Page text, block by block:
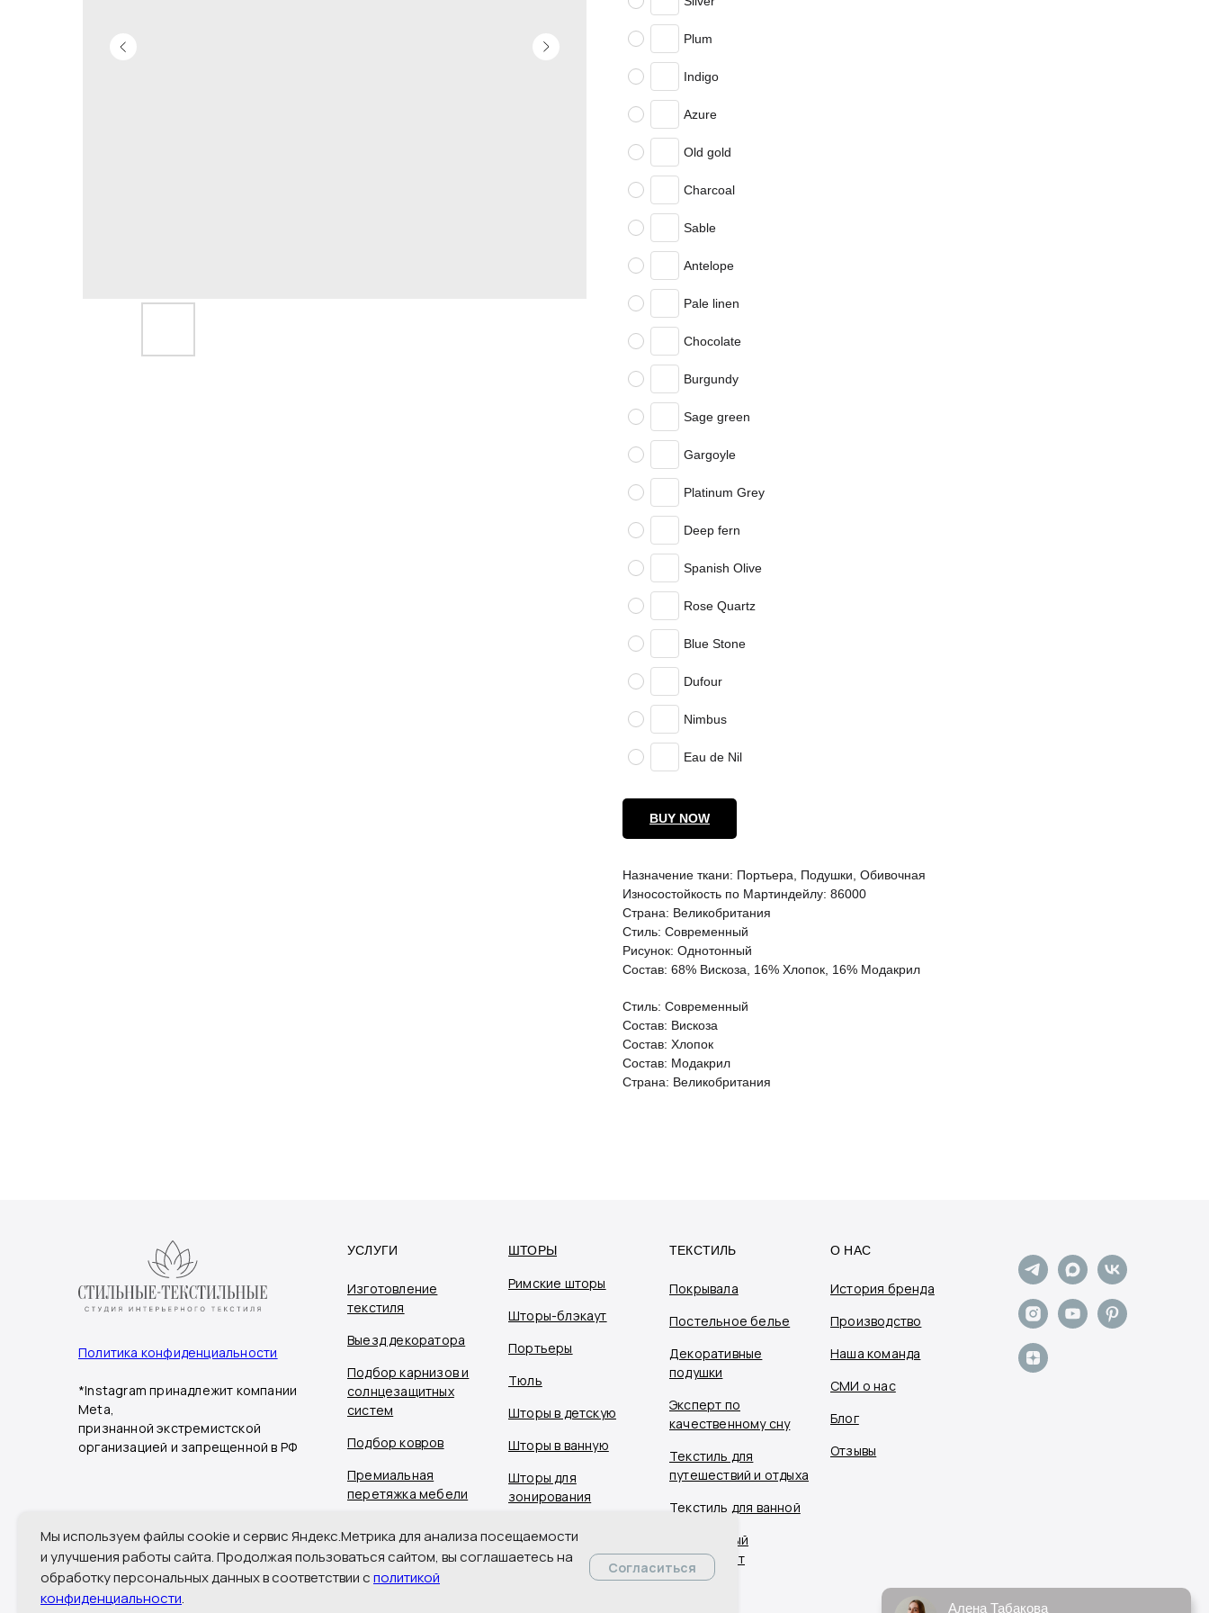
Plum
Indigo
Azure
Old gold
Charcoal
Sable
Antelope
Pale linen
Chocolate
Burgundy
Sage green
Gargoyle
Platinum Grey
Deep fern
Spanish Olive
Rose Quartz
Blue Stone
Dufour
Nimbus
Eau de Nil
BUY NOW
Назначение ткани: Портьера, Подушки, Обивочная
Износостойкость по Мартиндейлу: 86000
Страна: Великобритания
Стиль: Современный
Рисунок: Однотонный
Состав: 68% Вискоза, 16% Хлопок, 16% Модакрил
Стиль: Современный
Состав: Вискоза
Состав: Хлопок
Состав: Модакрил
Страна: Великобритания
Мы используем файлы cookie и сервис Яндекс.Метрика для анализа посещаемости
и улучшения работы сайта. Продолжая пользоваться сайтом, вы соглашаетесь на
обработку персональных данных в соответствии сполитикой
конфиденциальности.
Согласиться
Политика конфиденциальности
*Instagram принадлежит компании
Meta,
признанной экстремистской
организацией и запрещенной в РФ
УСЛУГИ
Изготовление
текстиля
Выезд декоратора
Подбор карнизов и
солнцезащитных
систем
Подбор ковров
Премиальная
перетяжка мебели
и изголовья
Постобслуживание
ШТОРЫ
Римские шторы
Шторы-блэкаут
Портьеры
Тюль
Шторы в детскую
Шторы в ванную
Шторы для
зонирования
оформления
лестницы и зоны
второго света
ТЕКСТИЛЬ
Покрывала
Постельное белье
Декоративные
подушки
Эксперт по
качественному сну
Текстиль для
путешествий и отдыха
Текстиль для ванной
Подарочный
сертификат
О НАС
История бренда
Производство
Наша команда
СМИ о нас
Блог
Отзывы
Алена Табакова